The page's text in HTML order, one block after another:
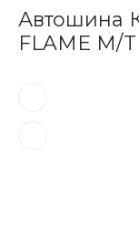
Автошина
FLAME M/